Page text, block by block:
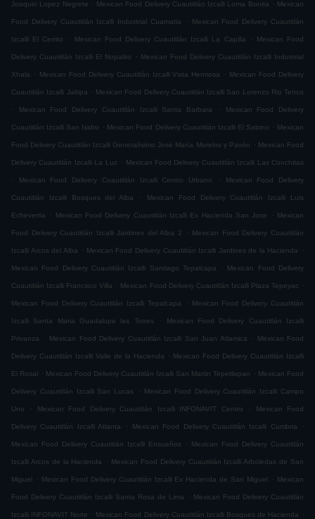
Joaquin Lopez Negrete . Mexican Food Delivery Cuautitlán Izcalli Loma Bonita . Mexican
Food Delivery Cuautitlán Izcalli Industrial Cuamatla . Mexican Food Delivery Cuautitlán
Izcalli El Cerrito . Mexican Food Delivery Cuautitlán Izcalli La Capilla . Mexican Food
Delivery Cuautitlán Izcalli El Nopalito . Mexican Food Delivery Cuautitlán Izcalli Industrial
Xhala . Mexican Food Delivery Cuautitlán Izcalli Vista Hermosa . Mexican Food Delivery
Cuautitlán Izcalli Jaltipa . Mexican Food Delivery Cuautitlán Izcalli San Lorenzo Rio Tenco
.
Mexican Food Delivery Cuautitlán Izcalli Santa Barbara . Mexican Food Delivery
Cuautitlán Izcalli San Isidro . Mexican Food Delivery Cuautitlán Izcalli El Sabino . Mexican
Food Delivery Cuautitlán Izcalli Generalísimo José María Morelos y Pavón . Mexican Food
Delivery Cuautitlán Izcalli La Luz . Mexican Food Delivery Cuautitlán Izcalli Las Conchitas
.
Mexican Food Delivery Cuautitlán Izcalli Centro Urbano . Mexican Food Delivery
Cuautitlán Izcalli Bosques del Alba . Mexican Food Delivery Cuautitlán Izcalli Luis
Echeverria . Mexican Food Delivery Cuautitlán Izcalli Ex Hacienda San Jose . Mexican
Food Delivery Cuautitlán Izcalli Jardines del Alba 2 . Mexican Food Delivery Cuautitlán
Izcalli Arcos del Alba . Mexican Food Delivery Cuautitlán Izcalli Jardines de la Hacienda .
Mexican Food Delivery Cuautitlán Izcalli Santiago Tepalcapa . Mexican Food Delivery
Cuautitlán Izcalli Francisco Villa . Mexican Food Delivery Cuautitlán Izcalli Plaza Tepeyac .
Mexican Food Delivery Cuautitlán Izcalli Tepalcapa . Mexican Food Delivery Cuautitlán
Izcalli Santa Maria Guadalupe las Torres . Mexican Food Delivery Cuautitlán Izcalli
Privanza . Mexican Food Delivery Cuautitlán Izcalli San Juan Atlamica . Mexican Food
Delivery Cuautitlán Izcalli Valle de la Hacienda . Mexican Food Delivery Cuautitlán Izcalli
El Rosal . Mexican Food Delivery Cuautitlán Izcalli San Martin Tepetlixpan . Mexican Food
Delivery Cuautitlán Izcalli San Lucas . Mexican Food Delivery Cuautitlán Izcalli Campo
Uno . Mexican Food Delivery Cuautitlán Izcalli INFONAVIT Centro . Mexican Food
Delivery Cuautitlán Izcalli Atlanta . Mexican Food Delivery Cuautitlán Izcalli Cumbria .
Mexican Food Delivery Cuautitlán Izcalli Ensueños . Mexican Food Delivery Cuautitlán
Izcalli Arcos de la Hacienda . Mexican Food Delivery Cuautitlán Izcalli Arboledas de San
Miguel . Mexican Food Delivery Cuautitlán Izcalli Ex Hacienda de San Miguel . Mexican
Food Delivery Cuautitlán Izcalli Santa Rosa de Lima . Mexican Food Delivery Cuautitlán
Izcalli INFONAVIT Norte . Mexican Food Delivery Cuautitlán Izcalli Bosques de Hacienda .